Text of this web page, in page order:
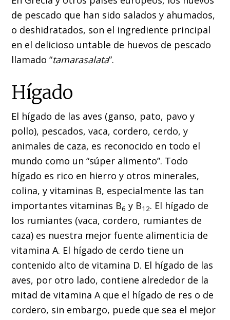
de pescado que han sido salados y ahumados,
o deshidratados, son el ingrediente principal
en el delicioso untable de huevos de pescado
llamado “tamarasalata”.
Hígado
El hígado de las aves (ganso, pato, pavo y
pollo), pescados, vaca, cordero, cerdo, y
animales de caza, es reconocido en todo el
mundo como un “súper alimento”. Todo
hígado es rico en hierro y otros minerales,
colina, y vitaminas B, especialmente las tan
importantes vitaminas B6 y B12. El hígado de
los rumiantes (vaca, cordero, rumiantes de
caza) es nuestra mejor fuente alimenticia de
vitamina A. El hígado de cerdo tiene un
contenido alto de vitamina D. El hígado de las
aves, por otro lado, contiene alrededor de la
mitad de vitamina A que el hígado de res o de
cordero, sin embargo, puede que sea el mejor